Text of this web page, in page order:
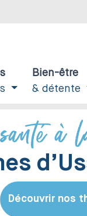
Bien-être
& détente
à
Découvrir nos